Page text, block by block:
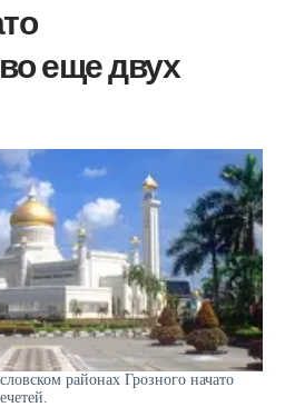
еще двух
районах Грозного начато